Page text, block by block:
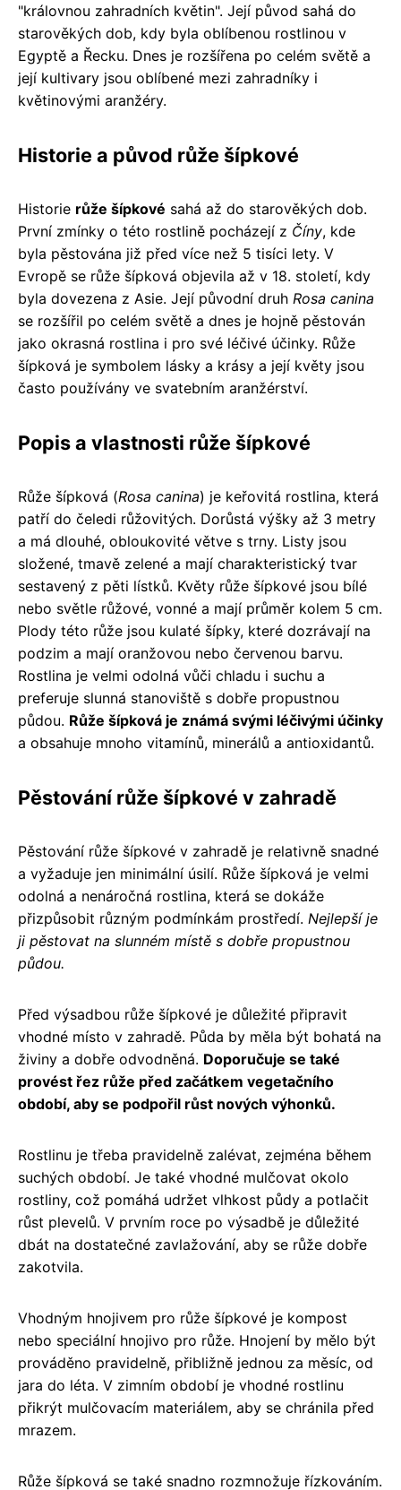
"královnou zahradních květin". Její původ sahá do
starověkých dob, kdy byla oblíbenou rostlinou v
Egyptě a Řecku. Dnes je rozšířena po celém světě a
její kultivary jsou oblíbené mezi zahradníky i
květinovými aranžéry.
Historie a původ růže šípkové
Historie růže šípkové sahá až do starověkých dob.
První zmínky o této rostlině pocházejí z Číny, kde
byla pěstována již před více než 5 tisíci lety. V
Evropě se růže šípková objevila až v 18. století, kdy
byla dovezena z Asie. Její původní druh Rosa canina
se rozšířil po celém světě a dnes je hojně pěstován
jako okrasná rostlina i pro své léčivé účinky. Růže
šípková je symbolem lásky a krásy a její květy jsou
často používány ve svatebním aranžérství.
Popis a vlastnosti růže šípkové
Růže šípková (Rosa canina) je keřovitá rostlina, která
patří do čeledi růžovitých. Dorůstá výšky až 3 metry
a má dlouhé, obloukovité větve s trny. Listy jsou
složené, tmavě zelené a mají charakteristický tvar
sestavený z pěti lístků. Květy růže šípkové jsou bílé
nebo světle růžové, vonné a mají průměr kolem 5 cm.
Plody této růže jsou kulaté šípky, které dozrávají na
podzim a mají oranžovou nebo červenou barvu.
Rostlina je velmi odolná vůči chladu i suchu a
preferuje slunná stanoviště s dobře propustnou
půdou. Růže šípková je známá svými léčivými účinky
a obsahuje mnoho vitamínů, minerálů a antioxidantů.
Pěstování růže šípkové v zahradě
Pěstování růže šípkové v zahradě je relativně snadné
a vyžaduje jen minimální úsilí. Růže šípková je velmi
odolná a nenáročná rostlina, která se dokáže
přizpůsobit různým podmínkám prostředí. Nejlepší je
ji pěstovat na slunném místě s dobře propustnou
půdou.
Před výsadbou růže šípkové je důležité připravit
vhodné místo v zahradě. Půda by měla být bohatá na
živiny a dobře odvodněná. Doporučuje se také
provést řez růže před začátkem vegetačního
období, aby se podpořil růst nových výhonků.
Rostlinu je třeba pravidelně zalévat, zejména během
suchých období. Je také vhodné mulčovat okolo
rostliny, což pomáhá udržet vlhkost půdy a potlačit
růst plevelů. V prvním roce po výsadbě je důležité
dbát na dostatečné zavlažování, aby se růže dobře
zakotvila.
Vhodným hnojivem pro růže šípkové je kompost
nebo speciální hnojivo pro růže. Hnojení by mělo být
prováděno pravidelně, přibližně jednou za měsíc, od
jara do léta. V zimním období je vhodné rostlinu
přikrýt mulčovacím materiálem, aby se chránila před
mrazem.
Růže šípková se také snadno rozmnožuje řízkováním.